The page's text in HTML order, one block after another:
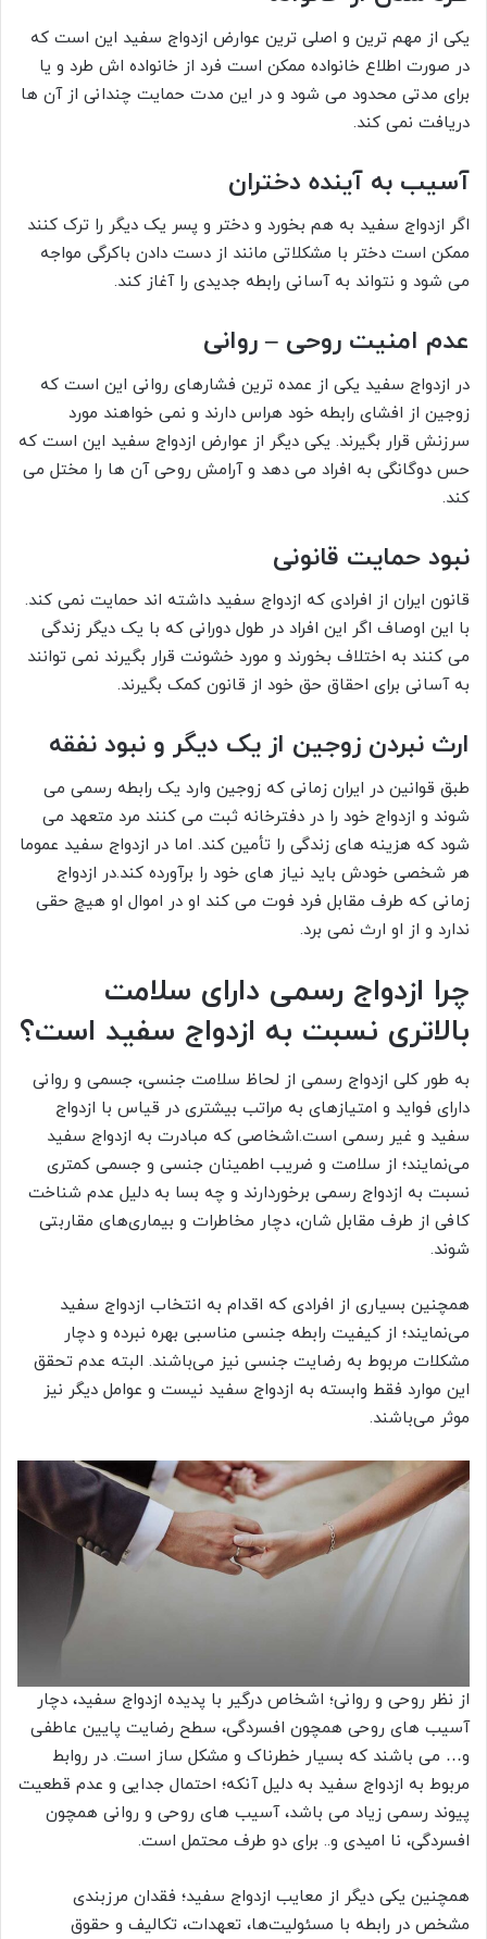
یکی از مهم ترین و اصلی ترین عوارض ازدواج سفید این است که
در صورت اطلاع خانواده ممکن است فرد از خانواده اش طرد و یا
برای مدتی محدود می شود و در این مدت حمایت چندانی از آن ها
دریافت نمی کند.
آسیب به آینده دختران
اگر ازدواج سفید به هم بخورد و دختر و پسر یک دیگر را ترک کنند
ممکن است دختر با مشکلاتی مانند از دست دادن باکرگی مواجه
می شود و نتواند به آسانی رابطه جدیدی را آغاز کند.
عدم امنیت روحی – روانی
در ازدواج سفید یکی از عمده ترین فشارهای روانی این است که
زوجین از افشای رابطه خود هراس دارند و نمی خواهند مورد
سرزنش قرار بگیرند. یکی دیگر از عوارض ازدواج سفید این است که
حس دوگانگی به افراد می دهد و آرامش روحی آن ها را مختل می
کند.
نبود حمایت قانونی
قانون ایران از افرادی که ازدواج سفید داشته اند حمایت نمی کند.
با این اوصاف اگر این افراد در طول دورانی که با یک دیگر زندگی
می کنند به اختلاف بخورند و مورد خشونت قرار بگیرند نمی توانند
به آسانی برای احقاق حق خود از قانون کمک بگیرند.
ارث نبردن زوجین از یک دیگر و نبود نفقه
طبق قوانین در ایران زمانی که زوجین وارد یک رابطه رسمی می
شوند و ازدواج خود را در دفترخانه ثبت می کنند مرد متعهد می
شود که هزینه های زندگی را تأمین کند. اما در ازدواج سفید عموما
هر شخصی خودش باید نیاز های خود را برآورده کند.در ازدواج
زمانی که طرف مقابل فرد فوت می کند او در اموال او هیچ حقی
ندارد و از او ارث نمی برد.
چرا ازدواج رسمی دارای سلامت
بالاتری نسبت به ازدواج سفید است؟
به طور کلی ازدواج رسمی از لحاظ سلامت جنسی، جسمی و روانی
دارای فواید و امتیازهای به مراتب بیشتری در قیاس با ازدواج
سفید و غیر رسمی است.اشخاصی که مبادرت به ازدواج سفید
می‌نمایند؛ از سلامت و ضریب اطمینان جنسی و جسمی کمتری
نسبت به ازدواج رسمی برخوردارند و چه بسا به دلیل عدم شناخت
کافی از طرف مقابل شان، دچار مخاطرات و بیماری‌های مقاربتی
شوند.
همچنین بسیاری از افرادی که اقدام به انتخاب ازدواج سفید
می‌نمایند؛ از کیفیت رابطه جنسی مناسبی بهره نبرده و دچار
مشکلات مربوط به رضایت جنسی نیز می‌باشند. البته عدم تحقق
این موارد فقط وابسته به ازدواج سفید نیست و عوامل دیگر نیز
موثر می‌باشند.
از نظر روحی و روانی؛ اشخاص درگیر با پدیده ازدواج سفید، دچار
آسیب های روحی همچون افسردگی، سطح رضایت پایین عاطفی
و… می باشند که بسیار خطرناک و مشکل ساز است. در روابط
مربوط به ازدواج سفید به دلیل آنکه؛ احتمال جدایی و عدم قطعیت
پیوند رسمی زیاد می باشد، آسیب های روحی و روانی همچون
افسردگی، نا امیدی و.. برای دو طرف محتمل است.
همچنین یکی دیگر از معایب ازدواج سفید؛ فقدان مرزبندی
مشخص در رابطه با مسئولیت‌ها، تعهدات، تکالیف و حقوق